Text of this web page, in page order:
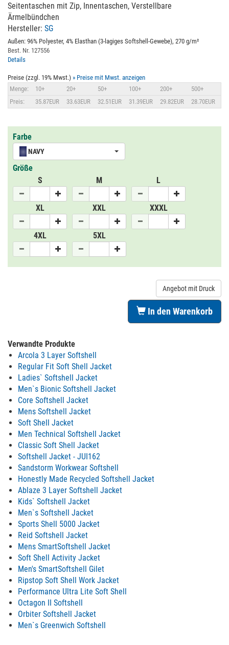
Seitentaschen mit Zip, Innentaschen, Verstellbare
Ärmelbündchen
Hersteller: SG
Außen: 96% Polyester, 4% Elasthan (3-lagiges Softshell-Gewebe), 270 g/m²
Best. Nr. 127556
Details
Preise (zzgl. 19% Mwst.) » Preise mit Mwst. anzeigen
Menge:
10+ 20+ 50+ 100+ 200+
500+
Preis:
35.87EUR 33.63EUR 32.51EUR 31.39EUR 29.82EUR 28.70EUR
Farbe
NAVY
Größe
S
M L
XL XXL XXXL
4XL 5XL
Angebot mit Druck
In den Warenkorb
Verwandte Produkte
Arcola 3 Layer Softshell
Regular Fit Soft Shell Jacket
Ladies` Softshell Jacket
Men`s Bionic Softshell Jacket
Core Softshell Jacket
Mens Softshell Jacket
Soft Shell Jacket
Men Technical Softshell Jacket
Classic Soft Shell Jacket
Softshell Jacket - JUI162
Sandstorm Workwear Softshell
Honestly Made Recycled Softshell Jacket
Ablaze 3 Layer Softshell Jacket
Kids` Softshell Jacket
Men`s Softshell Jacket
Sports Shell 5000 Jacket
Reid Softshell Jacket
Mens SmartSoftshell Jacket
Soft Shell Activity Jacket
Men's SmartSoftshell Gilet
Ripstop Soft Shell Work Jacket
Performance Ultra Lite Soft Shell
Octagon II Softshell
Orbiter Softshell Jacket
Men`s Greenwich Softshell